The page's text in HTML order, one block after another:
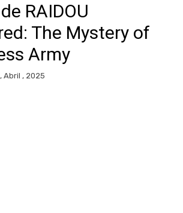
RAIDOU
The Mystery of
Army
Abril , 2025